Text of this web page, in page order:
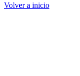
Volver a inicio